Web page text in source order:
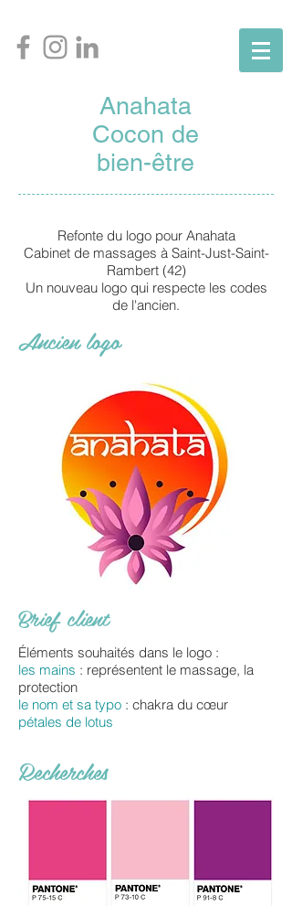
Anahata
Cocon de
bien-être
Refonte du logo pour Anahata
Cabinet de massages à Saint-Just-Saint-
Rambert (42)
Un nouveau logo qui respecte les codes
de l'ancien.
Ancien logo
Brief client
Éléments souhaités dans le logo :
les mains : représentent le massage, la
protection
le nom et sa typo : chakra du cœur
pétales de lotus
Recherches